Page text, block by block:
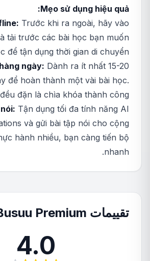
Mẹo sử dụng hiệu quả:
Trước khi ra ngoài, hãy vào
tải trước các bài học bạn muốn
để tận dụng thời gian di chuyển.
ngày: Dành ra ít nhất 15-20
để hoàn thành một vài bài học.
đặn là chìa khóa thành công.
Tận dụng tối đa tính năng AI
và gửi bài tập nói cho cộng
hành nhiều, bạn càng tiến bộ
nhanh.
تقييمات Busuu Premium
4.0